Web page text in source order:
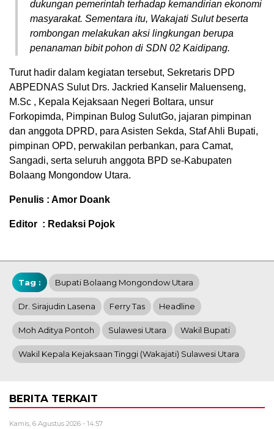
dukungan pemerintah terhadap kemandirian ekonomi
masyarakat. Sementara itu, Wakajati Sulut beserta
rombongan melakukan aksi lingkungan berupa
penanaman bibit pohon di SDN 02 Kaidipang.
Turut hadir dalam kegiatan tersebut, Sekretaris DPD
ABPEDNAS Sulut Drs. Jackried Kanselir Maluenseng,
M.Sc , Kepala Kejaksaan Negeri Boltara, unsur
Forkopimda, Pimpinan Bulog SulutGo, jajaran pimpinan
dan anggota DPRD, para Asisten Sekda, Staf Ahli Bupati,
pimpinan OPD, perwakilan perbankan, para Camat,
Sangadi, serta seluruh anggota BPD se-Kabupaten
Bolaang Mongondow Utara.
Penulis : Amor Doank
Editor : Redaksi Pojok
Tag : Bupati Bolaang Mongondow Utara
Dr. Sirajudin Lasena Ferry Tas Headline
Moh Aditya Pontoh Sulawesi Utara Wakil Bupati
Wakil Kepala Kejaksaan Tinggi (Wakajati) Sulawesi Utara
BERITA TERKAIT
Kamis, 6 Agustus 2026 - 14:57